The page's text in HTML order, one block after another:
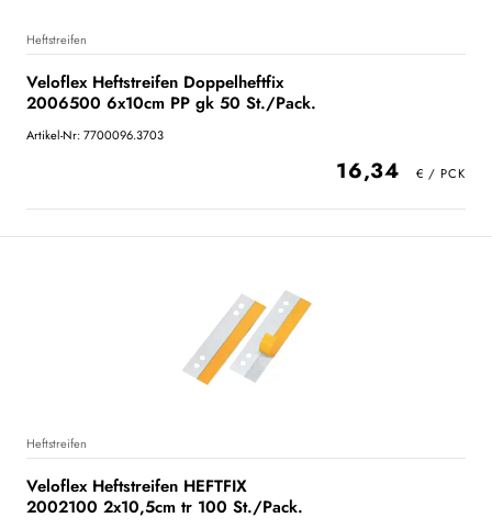
Heftstreifen
Veloflex Heftstreifen Doppelheftfix
2006500 6x10cm PP gk 50 St./Pack.
Artikel-Nr: 7700096.3703
16,34
Heftstreifen
Veloflex Heftstreifen HEFTFIX
2002100 2x10,5cm tr 100 St./Pack.